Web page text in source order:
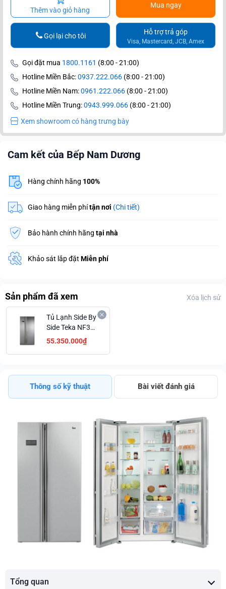
Thêm vào giỏ hàng
Mua ngay
Hỗ trợ trả góp
Visa, Mastercard, JCB, Amex
Gọi lại cho tôi
Gọi đặt mua 1800.1161 (8:00 - 21:00)
Hotline Miền Bắc:0937.222.066 (8:00 - 21:00)
Hotline Miền Nam:0961.222.066 (8:00 - 21:00)
Hotline Miền Trung:0943.999.066 (8:00 - 21:00)
Xem showroom có hàng trưng bày
Cam kết của Bếp Nam Dương
Hàng chính hãng 100%
Giao hàng miễn phítận nơi (Chi tiết)
Bảo hành chính hãng tại nhà
Khảo sát lắp đặt Miễn phí
Sản phẩm đã xem Xóa lịch sử
Tủ Lạnh Side By
Side Teka NF3
620X Dung Tích
Lớn 640L Giá
55.350.000₫
Thông số kỹ thuật Bài viết đánh giá
Tổng quan